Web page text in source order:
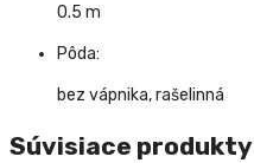
0.5 m
Pôda:
bez vápnika, rašelinná
Súvisiace produkty